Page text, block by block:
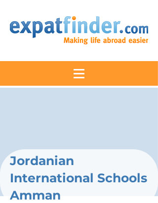
Jordanian
International Schools
Amman